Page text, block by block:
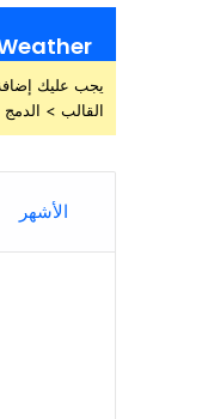
القالب > الدمج
الأشهر